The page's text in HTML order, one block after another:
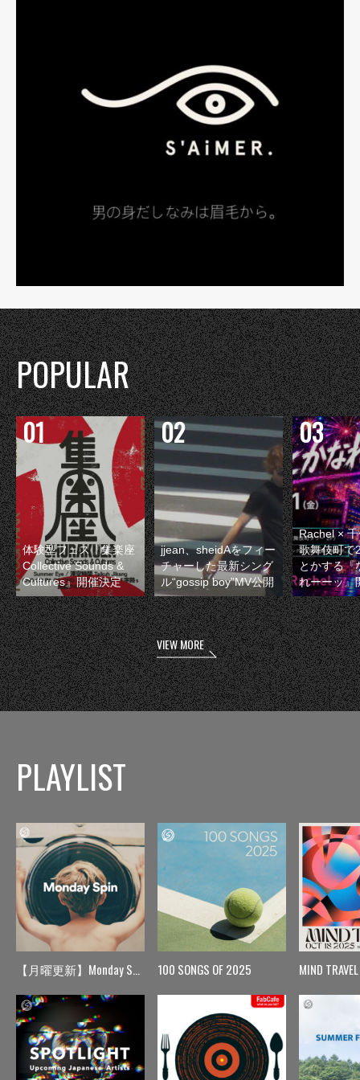
POPULAR
体験型フェス『集楽座
Collective Sounds &
Cultures』開催決定
jjean、sheidAをフィー
チャーした最新シング
ル“gossip boy”MV公開
Rachel ×
歌舞伎町で
とかする『
れーーッ』
VIEW MORE
PLAYLIST
【月曜更新】Monday Spin 100 SONGS OF 2025 MIND TRAVEL